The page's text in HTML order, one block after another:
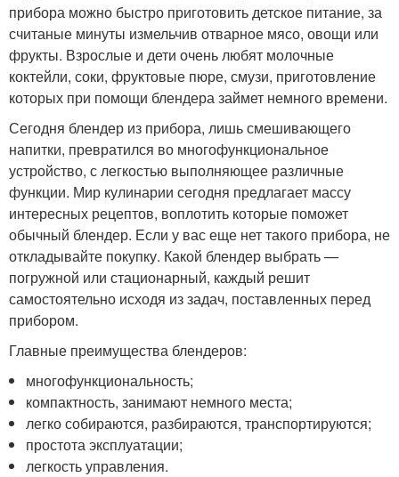
прибора можно быстро приготовить детское питание, за
считаные минуты измельчив отварное мясо, овощи или
фрукты. Взрослые и дети очень любят молочные
коктейли, соки, фруктовые пюре, смузи, приготовление
которых при помощи блендера займет немного времени.
Сегодня блендер из прибора, лишь смешивающего
напитки, превратился во многофункциональное
устройство, с легкостью выполняющее различные
функции. Мир кулинарии сегодня предлагает массу
интересных рецептов, воплотить которые поможет
обычный блендер. Если у вас еще нет такого прибора, не
откладывайте покупку. Какой блендер выбрать —
погружной или стационарный, каждый решит
самостоятельно исходя из задач, поставленных перед
прибором.
Главные преимущества блендеров:
многофункциональность;
компактность, занимают немного места;
легко собираются, разбираются, транспортируются;
простота эксплуатации;
легкость управления.